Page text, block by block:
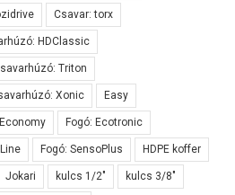
Csavar: torx
HDClassic
Triton
Xonic Easy
Fogó: Ecotronic
Fogó: SensoPlus HDPE koffer
Jokari kulcs 1/2" kulcs 3/8"